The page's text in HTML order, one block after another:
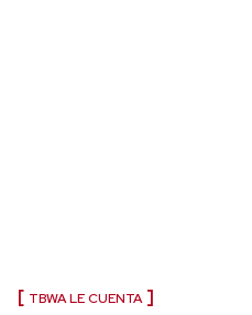
TBWA LE CUENTA